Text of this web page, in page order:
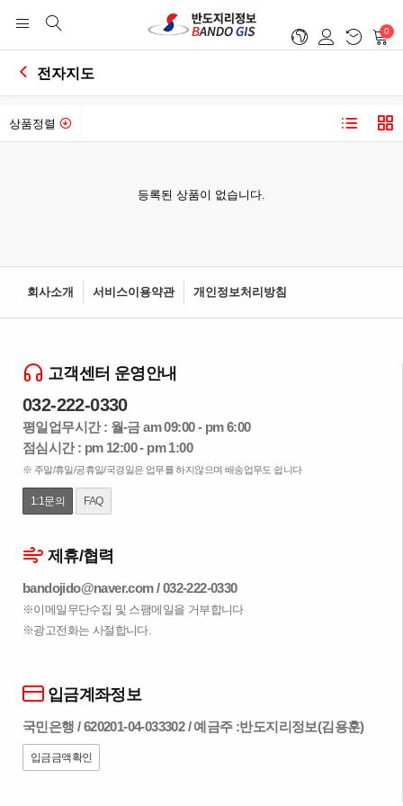
0
전자지도
상품정렬
등록된 상품이 없습니다.
회사소개 서비스이용약관 개인정보처리방침
고객센터 운영안내
032-222-0330
평일업무시간 : 월-금 am 09:00 - pm 6:00
점심시간 : pm 12:00 - pm 1:00
※ 주말/휴일/공휴일/국경일은 업무를 하지않으며 배송업무도 쉽니다
1:1문의 FAQ
제휴/협력
bandojido@naver.com/032-222-0330
※이메일무단수집 및 스팸메일을 거부합니다
※광고전화는 사절합니다.
입금계좌정보
국민은행 / 620201-04-033302 / 예금주 :반도지리정보(김용훈)
입금금액확인